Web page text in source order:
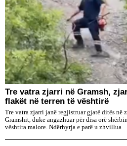
Tre vatra zjarri në Gramsh,
flakët në terren të vështirë
Tre vatra zjarri janë regjistruar gjatë ditës në
Gramshit, duke angazhuar për disa orë
vështira malore. Ndërhyrja e parë u zhvillua